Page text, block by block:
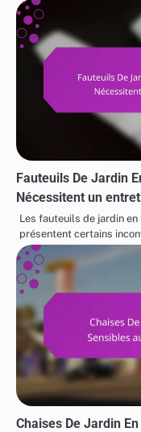
Fauteuils De Jardin
Nécessitent un
Les fauteuils de jardin
présentent certains
Chaises De Jardin